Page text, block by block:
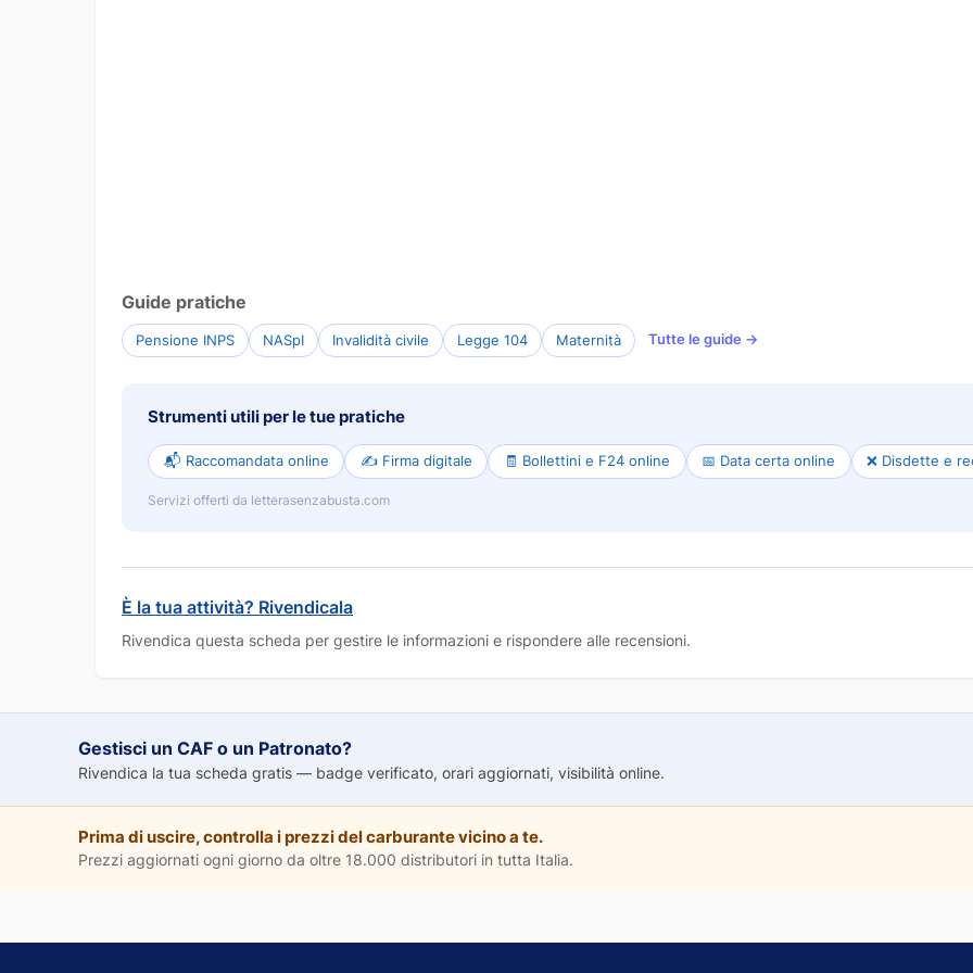
Guide pratiche
Pensione INPS NASpI Invalidità civile Legge 104 Maternità Tutte le guide →
Strumenti utili per le tue pratiche
📬 Raccomandata online ✍️ Firma digitale 🧾 Bollettini e F24 online 📅 Data certa online ❌ Disdette e
Servizi offerti da letterasenzabusta.com
È la tua attività? Rivendicala
Rivendica questa scheda per gestire le informazioni e rispondere alle recensioni.
Gestisci un CAF o un Patronato?
Rivendica la tua scheda gratis — badge verificato, orari aggiornati, visibilità online.
Prima di uscire, controlla i prezzi del carburante vicino a te.
Prezzi aggiornati ogni giorno da oltre 18.000 distributori in tutta Italia.